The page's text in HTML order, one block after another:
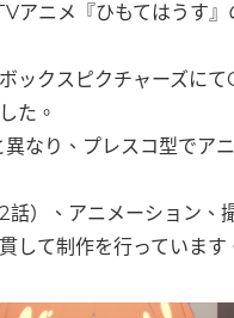
アニメ『ひもてはうす』
ックスピクチャーズにて
た。
なり、プレスコ型でア
話）、アニメーション、
して制作を行っています